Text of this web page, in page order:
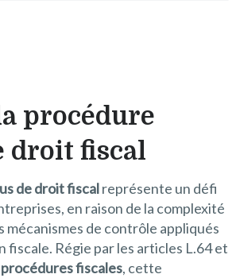
procédure
droit fiscal
de droit fiscalreprésente un défi
en raison de la complexité
mécanismes de contrôle appliqués
fiscale. Régie par les articles L.64 et
fiscales, cette